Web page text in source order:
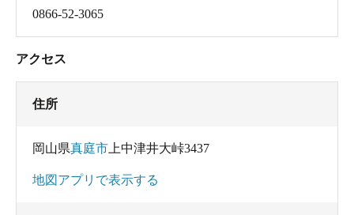
0866-52-3065
アクセス
住所
岡山県真庭市 上中津井大峠3437
地図アプリで表示する